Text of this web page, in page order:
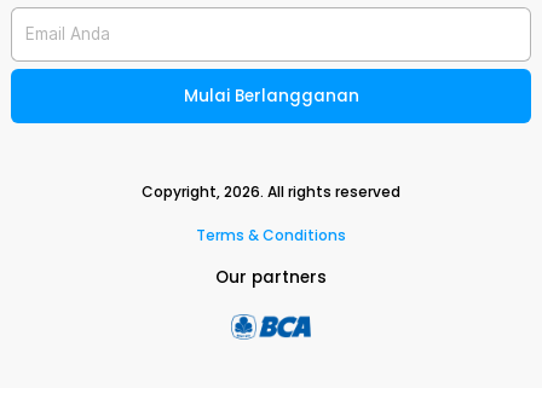
Email Anda
Mulai Berlangganan
Copyright,2026. All rights reserved
Terms & Conditions
Our partners